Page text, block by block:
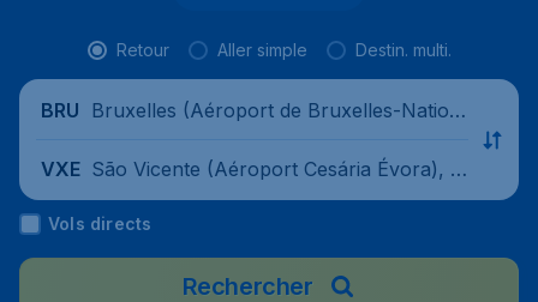
Retour Aller simple Destin. multi.
BRU Bruxelles (Aéroport de Bruxelles-Nation
VXE São Vicente (Aéroport Cesária Évora), C
ap-Vert
Vols directs
Rechercher